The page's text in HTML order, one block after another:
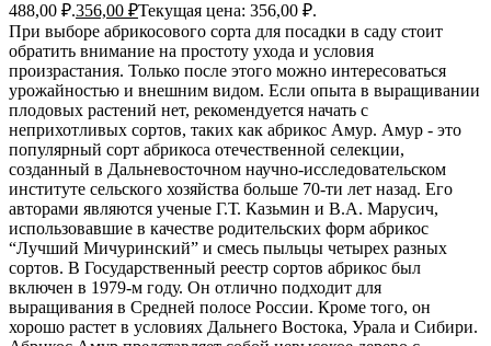
488,00 ₽.356,00 ₽Текущая цена: 356,00 ₽.
При выборе абрикосового сорта для посадки в саду стоит
обратить внимание на простоту ухода и условия
произрастания. Только после этого можно интересоваться
урожайностью и внешним видом. Если опыта в выращивании
плодовых растений нет, рекомендуется начать с
неприхотливых сортов, таких как абрикос Амур. Амур - это
популярный сорт абрикоса отечественной селекции,
созданный в Дальневосточном научно-исследовательском
институте сельского хозяйства больше 70-ти лет назад. Его
авторами являются ученые Г.Т. Казьмин и В.А. Марусич,
использовавшие в качестве родительских форм абрикос
“Лучший Мичуринский” и смесь пыльцы четырех разных
сортов. В Государственный реестр сортов абрикос был
включен в 1979-м году. Он отлично подходит для
выращивания в Средней полосе России. Кроме того, он
хорошо растет в условиях Дальнего Востока, Урала и Сибири.